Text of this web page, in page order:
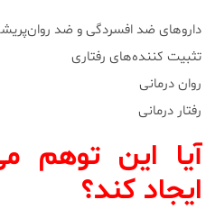
داروهای ضد افسردگی و ضد
تثبیت کننده‌های رفتاری
روان درمانی
رفتار درمانی
آیا این توهم
ایجاد کند؟